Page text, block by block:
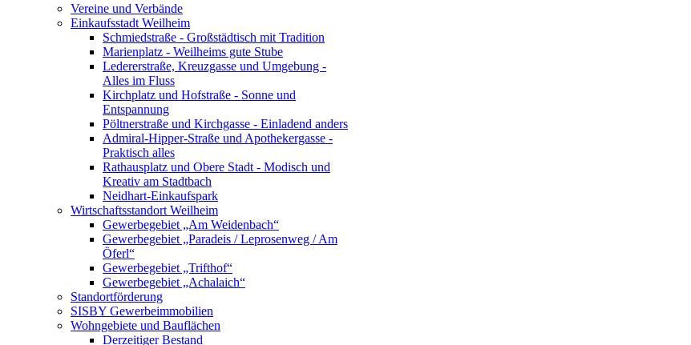
Vereine und Verbände
Einkaufsstadt Weilheim
Schmiedstraße - Großstädtisch mit Tradition
Marienplatz - Weilheims gute Stube
Ledererstraße, Kreuzgasse und Umgebung -
Alles im Fluss
Kirchplatz und Hofstraße - Sonne und
Entspannung
Pöltnerstraße und Kirchgasse - Einladend anders
Admiral-Hipper-Straße und Apothekergasse -
Praktisch alles
Rathausplatz und Obere Stadt - Modisch und
Kreativ am Stadtbach
Neidhart-Einkaufspark
Wirtschaftsstandort Weilheim
Gewerbegebiet „Am Weidenbach“
Gewerbegebiet „Paradeis / Leprosenweg / Am
Öferl“
Gewerbegebiet „Trifthof“
Gewerbegebiet „Achalaich“
Standortförderung
SISBY Gewerbeimmobilien
Wohngebiete und Bauflächen
Derzeitiger Bestand